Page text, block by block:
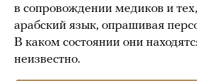
в сопровождении медиков и
арабский язык, опрашивая
В каком состоянии они
неизвестно.